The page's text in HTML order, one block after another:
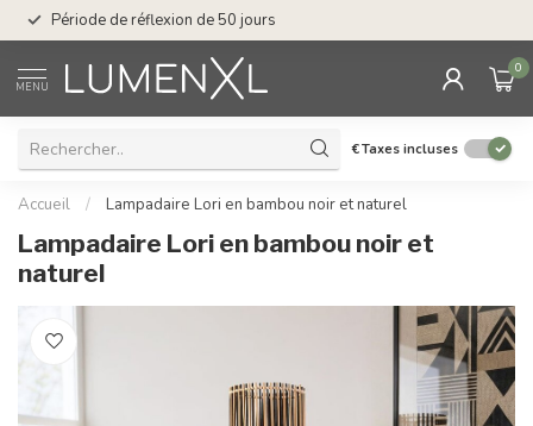
Période de réflexion de 50 jours
MENU
0
€Taxes incluses
Accueil / Lampadaire Lori en bambou noir et naturel
Lampadaire Lori en bambou noir et
naturel